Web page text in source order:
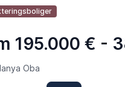
195.000 € -
Oba